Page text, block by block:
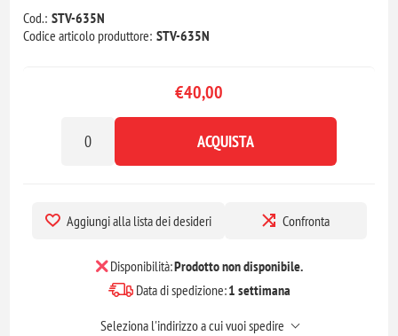
Cod.: STV-635N
Codice articolo produttore: STV-635N
€40,00
ACQUISTA
Aggiungi alla lista dei desideri Confronta
Disponibilità:Prodotto non disponibile.
Data di spedizione:1 settimana
Seleziona l'indirizzo a cui vuoi spedire